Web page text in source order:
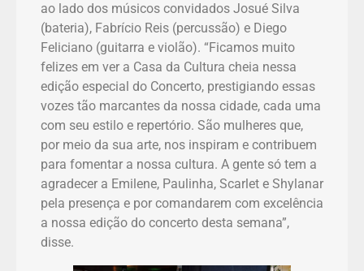
ao lado dos músicos convidados Josué Silva
(bateria), Fabrício Reis (percussão) e Diego
Feliciano (guitarra e violão). “Ficamos muito
felizes em ver a Casa da Cultura cheia nessa
edição especial do Concerto, prestigiando essas
vozes tão marcantes da nossa cidade, cada uma
com seu estilo e repertório. São mulheres que,
por meio da sua arte, nos inspiram e contribuem
para fomentar a nossa cultura. A gente só tem a
agradecer a Emilene, Paulinha, Scarlet e Shylanar
pela presença e por comandarem com excelência
a nossa edição do concerto desta semana”,
disse.